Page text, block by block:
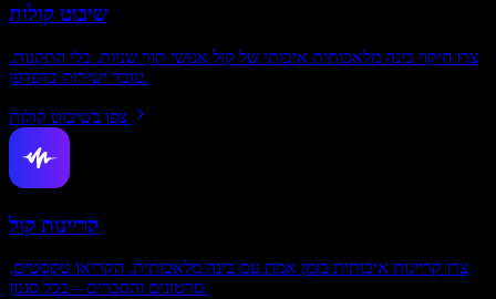
שיבוט קולות
צרו חיקוי בינה מלאכותית איכותי של קול אנושי תוך שניות. בלי התקנות.
עובד ישירות בדפדפן.
צפו בשיבוט קולות
קריינות קול
צרו קריינות איכותית בזמן אמת עם בינה מלאכותית. הקריאו טקסטים,
סרטונים והסברים – בכל סגנון.